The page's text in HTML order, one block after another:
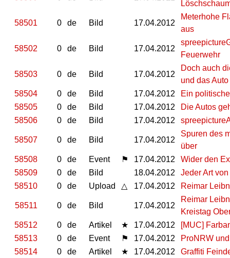
58501 0 de Bild 17.04.2012
Meterhohe
aus
58502 0 de Bild 17.04.2012
Feuerwehr
58503 0 de Bild 17.04.2012
Doch auch
und das
58504
0 de Bild 17.04.2012
Ein
58505
0 de Bild 17.04.2012
Die Autos
58506
0 de Bild 17.04.2012
58507 0 de Bild 17.04.2012
Spuren des
über
58508
0 de Event ⚑ 17.04.2012
Wider den
58509
0 de Bild 18.04.2012
Jeder Art
58510
0 de Upload △ 17.04.2012 Reimar
58511 0 de Bild 17.04.2012
Reimar
Kreistag
58512
0 de Artikel ★ 17.04.2012
[MUC]
58513
0 de Event ⚑ 17.04.2012
ProNRW
58514
0 de Artikel ★ 17.04.2012
Graffiti